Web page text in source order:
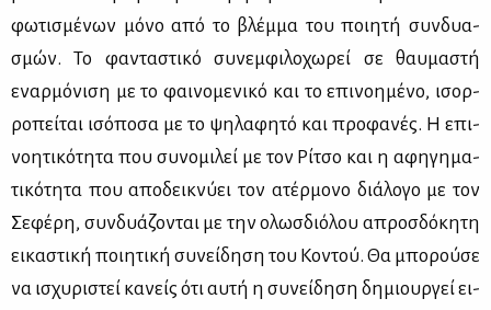
φω­τι­σμέ­νων μό­νο από το βλέμ­μα του ποι­η­τή συν­δυα­
σμών. Το φα­ντα­στι­κό συ­νεμ­φι­λο­χω­ρεί σε θαυ­μα­στή
εναρ­μό­νι­ση με το φαι­νο­με­νι­κό και το επι­νοη­μέ­νο, ισορ­
ρο­πεί­ται ισό­πο­σα με το ψη­λα­φη­τό και προ­φα­νές. Η επι­
νοη­τι­κό­τη­τα που συ­νο­μι­λεί με τον Ρί­τσο και η αφη­γη­μα­
τι­κό­τη­τα που απο­δει­κνύ­ει τον ατέρ­μο­νο διά­λο­γο με τον
Σε­φέ­ρη, συν­δυά­ζο­νται με την ολωσ­διό­λου απροσ­δό­κη­τη
ει­κα­στι­κή ποι­η­τι­κή συ­νεί­δη­ση του Κο­ντού. Θα μπο­ρού­σε
να ισχυ­ρι­στεί κα­νείς ότι αυ­τή η συ­νεί­δη­ση δη­μιουρ­γεί ει­